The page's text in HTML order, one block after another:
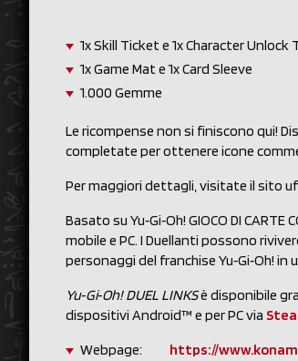
1x Skill Ticket e 1x Character Unlock
1x Game Mat e 1x Card Sleeve
1.000 Gemme
Le ricompense non si finiscono qui!
completate per ottenere icone
Per maggiori dettagli, visitate il sito
Basato su Yu‑Gi‑Oh! GIOCO DI CARTE
mobile e PC. I Duellanti possono
personaggi del franchise Yu‑Gi‑Oh!
Yu‑Gi‑Oh! DUEL LINKSè disponibile
dispositivi Android™ e per PC via
Webpage: https://